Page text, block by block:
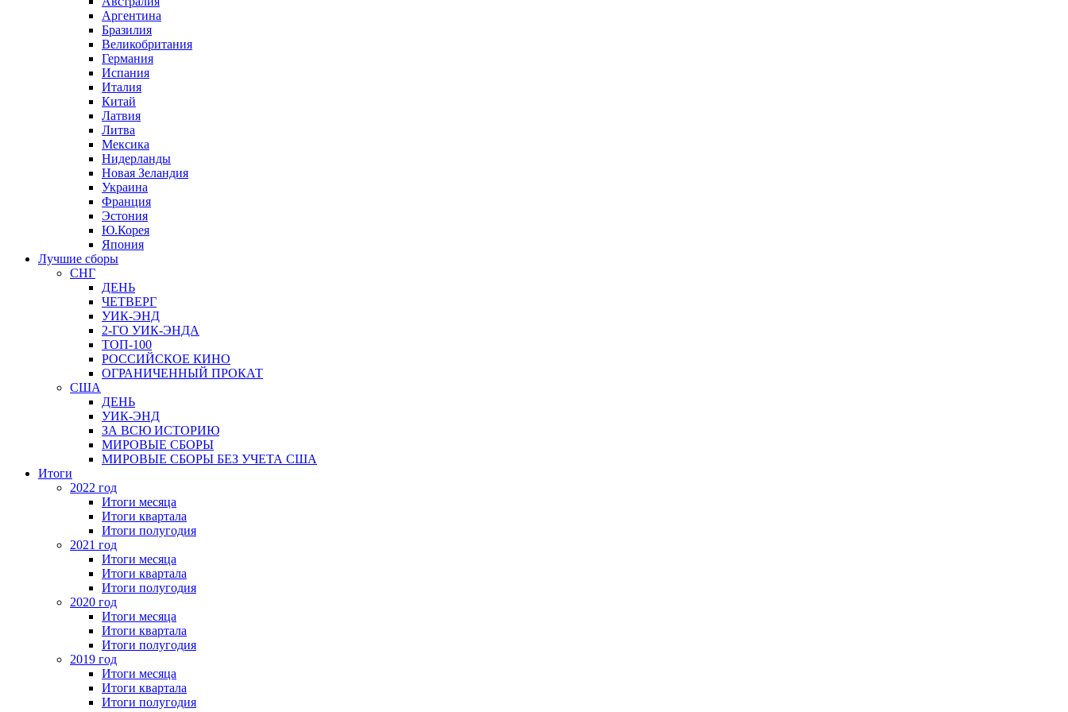
Аргентина
Бразилия
Великобритания
Германия
Испания
Италия
Китай
Латвия
Литва
Мексика
Нидерланды
Новая Зеландия
Украина
Франция
Эстония
Ю.Корея
Япония
Лучшие сборы
СНГ
ДЕНЬ
ЧЕТВЕРГ
УИК-ЭНД
2-ГО УИК-ЭНДА
ТОП-100
РОССИЙСКОЕ КИНО
ОГРАНИЧЕННЫЙ ПРОКАТ
США
ДЕНЬ
УИК-ЭНД
ЗА ВСЮ ИСТОРИЮ
МИРОВЫЕ СБОРЫ
МИРОВЫЕ СБОРЫ БЕЗ УЧЕТА США
Итоги
2022 год
Итоги месяца
Итоги квартала
Итоги полугодия
2021 год
Итоги месяца
Итоги квартала
Итоги полугодия
2020 год
Итоги месяца
Итоги квартала
Итоги полугодия
2019 год
Итоги месяца
Итоги квартала
Итоги полугодия